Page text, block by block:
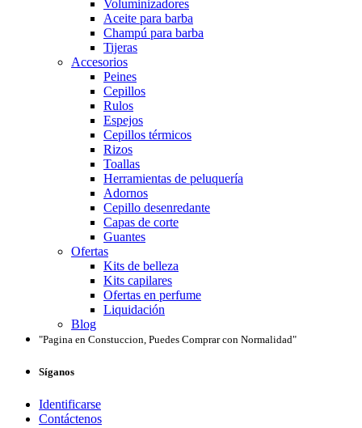
Voluminizadores
Aceite para barba
Champú para barba
Tijeras
Accesorios
Peines
Cepillos
Rulos
Espejos
Cepillos térmicos
Rizos
Toallas
Herramientas de peluquería
Adornos
Cepillo desenredante
Capas de corte
Guantes
Ofertas
Kits de belleza
Kits capilares
Ofertas en perfume
Liquidación
Blog
"Pagina en Constuccion, Puedes Comprar con Normalidad"
Síganos
Identificarse
Contáctenos